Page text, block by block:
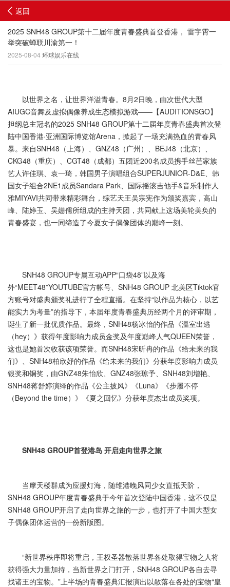
返回
2025 SNH48 GROUP第十二届年度青春盛典首登香港， 雷宇霄一
举突破蝉联川渝第一！
2025-08-04 环球娱乐在线
以世界之名，让世界洋溢青春。8月2日晚，由次世代大型
AIUGC音舞及虚拟偶像养成生态模拟游戏——【AUDITIONSGO】
担纲总主冠名的2025 SNH48 GROUP第十二届年度青春盛典首次登
陆中国香港·亚洲国际博览馆Arena，掀起了一场充满热血的青春风
暴。来自SNH48（上海）、GNZ48（广州）、BEJ48（北京）、
CKG48（重庆）、CGT48（成都）五团近200名成员携手丝芭家族
艺人许佳琪、袁一琦，韩国男子演唱组合SUPERJUNIOR-D&E、韩
国女子组合2NE1成员Sandara Park、国际摇滚吉他手&音乐制作人
雅MIYAVI共同带来精彩舞台，综艺天王吴宗宪作为颁奖嘉宾，高山
峰、陆婷玉、吴姗儒所组成的主持天团，共同献上这场美轮美奂的
青春盛宴，也一同缔造了今夏女子偶像团体的巅峰一刻。
SNH48 GROUP专属互动APP“口袋48”以及海
外“MEET48”YOUTUBE官方帐号、SNH48 GROUP 北美区Tiktok官
方账号对盛典颁奖礼进行了全程直播。在坚持“以作品为核心，以艺
能实力为考量”的指导下，本届年度青春盛典历经两个月的评审期，
诞生了新一批优质作品。最终，SNH48杨冰怡的作品《温室出逃
（hey）》获得年度影响力成员金奖及年度巅峰人气QUEEN荣誉，
这也是她首次收获该项荣誉。而SNH48宋昕冉的作品《给未来的我
们》、SNH48柏欣妤的作品《给未来的我们》分获年度影响力成员
银奖和铜奖，由GNZ48朱怡欣、GNZ48张琼予、SNH48刘增艳、
SNH48蒋舒婷演绎的作品《公主披风》《Luna》《步履不停
（Beyond the time）》《夏之回忆》分获年度杰出成员奖项。
SNH48 GROUP首登港岛 开启走向世界之旅
当摩天楼群成为应援灯海，随维港晚风同少女直抵天阶，
SNH48 GROUP年度青春盛典于今年首次登陆中国香港，这不仅是
SNH48 GROUP开启了走向世界之旅的一步，也打开了中国大型女
子偶像团体运营的一份新版图。
“新世界秩序即将重启，王权圣器散落世界各处取得宝物之人将
获得强大力量加持，当新世界之门打开，SNH48 GROUP各自去寻
找诸王的宝物。”上半场的青春盛典汇报演出以散落在各处的宝物“皇